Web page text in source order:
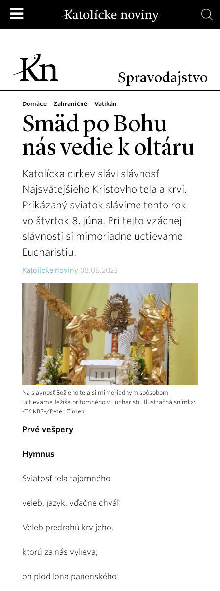
Spravodajstvo
Domáce Zahraničné Vatikán
Smäd po Bohu
nás vedie k oltáru
Katolícka cirkev slávi slávnosť
Najsvätejšieho Kristovho tela a krvi.
Prikázaný sviatok slávime tento rok
vo štvrtok 8. júna. Pri tejto vzácnej
slávnosti si mimoriadne uctievame
Eucharistiu.
Katolícke noviny 08.06.2023
Na slávnosť Božieho tela si mimoriadnym spôsobom
uctievame Ježiša prítomného v Eucharistii. Ilustračná snímka:
-TK KBS-/Peter Zimen
Prvé vešpery
Hymnus
Sviatosť tela tajomného
veleb, jazyk, vďačne chváľ!
Veleb predrahú krv jeho,
ktorú za nás vylieva;
on plod lona panenského